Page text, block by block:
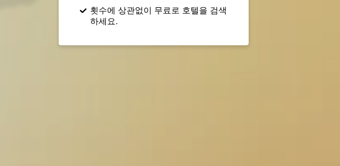
횟수에 상관없이 무료로 호텔을 검색
하세요.